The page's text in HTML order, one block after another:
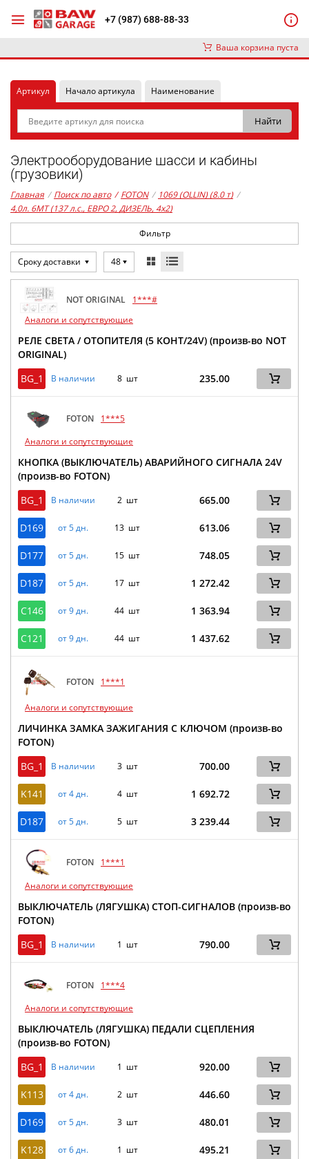
+7 (987) 688-88-33
Ваша корзина пуста
Артикул Начало артикула Наименование
Электрооборудование шасси и кабины
(грузовики)
Главная / Поиск по авто / FOTON / 1069 (OLLIN) (8.0 т) /
4,0л. 6MT (137 л.с., ЕВРО 2, ДИЗЕЛЬ, 4x2)
Фильтр
Сроку доставки 48
NOT ORIGINAL
1***#
Аналоги и сопутствующие
РЕЛЕ СВЕТА / ОТОПИТЕЛЯ (5 КОНТ/24V) (произв-во NOT
ORIGINAL)
BG_1
В наличии 8 шт 235.00
FOTON
1***5
Аналоги и сопутствующие
КНОПКА (ВЫКЛЮЧАТЕЛЬ) АВАРИЙНОГО СИГНАЛА 24V
(произв-во FOTON)
BG_1
В наличии 2 шт 665.00
D169 от 5 дн. 13 шт 613.06
D177 от 5 дн. 15 шт 748.05
D187 от 5 дн. 17 шт 1 272.42
C146 от 9 дн. 44 шт 1 363.94
C121 от 9 дн. 44 шт 1 437.62
FOTON 1***1
Аналоги и сопутствующие
ЛИЧИНКА ЗАМКА ЗАЖИГАНИЯ С КЛЮЧОМ (произв-во
FOTON)
BG_1
В наличии 3 шт 700.00
K141 от 4 дн. 4 шт 1 692.72
D187 от 5 дн. 5 шт 3 239.44
FOTON
1***1
Аналоги и сопутствующие
ВЫКЛЮЧАТЕЛЬ (ЛЯГУШКА) СТОП-СИГНАЛОВ (произв-во
FOTON)
BG_1
В наличии 1 шт 790.00
FOTON
1***4
Аналоги и сопутствующие
ВЫКЛЮЧАТЕЛЬ (ЛЯГУШКА) ПЕДАЛИ СЦЕПЛЕНИЯ
(произв-во FOTON)
BG_1
В наличии 1 шт 920.00
K113 от 4 дн. 2 шт 446.60
D169 от 5 дн. 3 шт 480.01
K128 от 6 дн. 1 шт 495.21